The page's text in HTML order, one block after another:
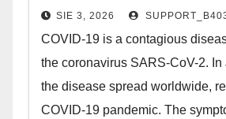
SIE 3, 2026
COVID-19 is a contagious
the coronavirus SARS-CoV-2. In
the disease spread worldwide,
COVID-19 pandemic. The